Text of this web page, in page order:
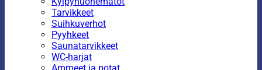
Tarvikkeet
Suihkuverhot
Pyyhkeet
Saunatarvikkeet
WC-harjat